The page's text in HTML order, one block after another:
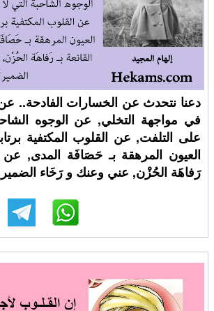
دعنا نتحدث عن الخسارات الفادحة..
في مواجهة التخلي, عن الوجوه
على التلفت, عن القلوب المكتفية
العيون المرهقة بـ حَصَافَة المدى, عن
رَفاهَة الحُزْن, عني وعنك و رَخَاء